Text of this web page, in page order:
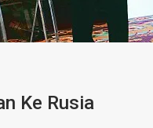
Ke Rusia